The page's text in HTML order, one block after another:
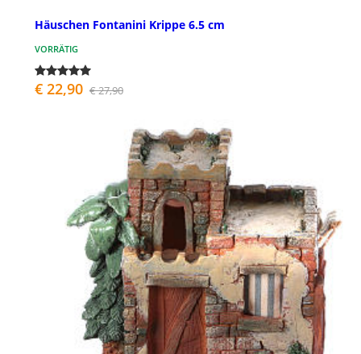
Häuschen Fontanini Krippe 6.5 cm
VORRÄTIG
€ 22,90 € 27,90